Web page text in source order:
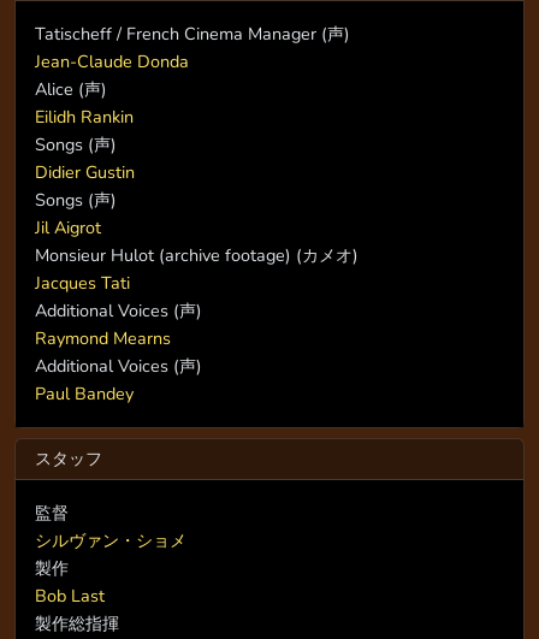
Tatischeff / French Cinema Manager (声)
Jean-Claude Donda
Alice (声)
Eilidh Rankin
Songs (声)
Didier Gustin
Songs (声)
Jil Aigrot
Monsieur Hulot (archive footage) (カメオ)
Jacques Tati
Additional Voices (声)
Raymond Mearns
Additional Voices (声)
Paul Bandey
スタッフ
監督
シルヴァン・ショメ
製作
Bob Last
製作総指揮